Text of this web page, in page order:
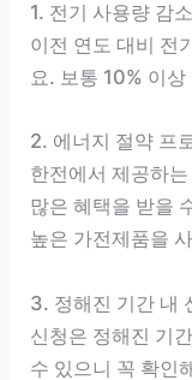
1. 전기 사용량 감소
이전 연도 대비 전
요. 보통 10% 이
2. 에너지 절약 프
한전에서 제공하
많은 혜택을 받을
높은 가전제품을
3. 정해진 기간 내
신청은 정해진 기
수 있으니 꼭 확인